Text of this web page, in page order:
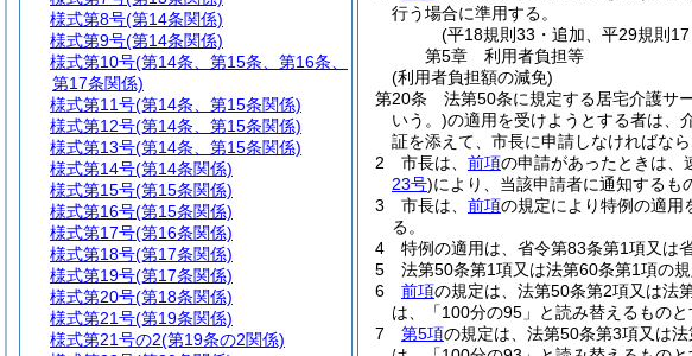
行う場合に準用する。
(平18規則33・追加、平29規則
第5章
利用者負担等
(利用者負担額の減免)
第20条
法第50条に規定する居宅介護サ
いう。)の適用を受けようとする者は、
証を添えて、市長に申請しなければなら
2
市長は、 前項の申請があったときは、
23号)により、当該申請者に通知するも
3
市長は、 前項の規定により特例の適用
る。
4
特例の適用は、省令第83条第1項又は
5
法第50条第1項又は法第60条第1項の
6
前項の規定は、法第50条第2項又は法
は、「100分の95」と読み替えるものと
7
第5項の規定は、法第50条第3項又は
様式第8号(第14条関係)
様式第9号(第14条関係)
様式第10号(第14条、第15条、第16条、
第17条関係)
様式第11号(第14条、第15条関係)
様式第12号(第14条、第15条関係)
様式第13号(第14条、第15条関係)
様式第14号(第14条関係)
様式第15号(第15条関係)
様式第16号(第15条関係)
様式第17号(第16条関係)
様式第18号(第17条関係)
様式第19号(第17条関係)
様式第20号(第18条関係)
様式第21号(第19条関係)
様式第21号の2(第19条の2関係)